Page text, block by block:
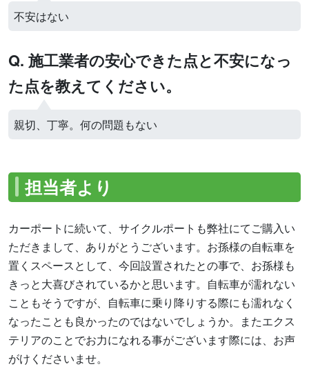
不安はない
Q. 施工業者の安心できた点と不安になっ
た点を教えてください。
親切、丁寧。何の問題もない
担当者より
カーポートに続いて、サイクルポートも弊社にてご購入い
ただきまして、ありがとうございます。お孫様の自転車を
置くスペースとして、今回設置されたとの事で、お孫様も
きっと大喜びされているかと思います。自転車が濡れない
こともそうですが、自転車に乗り降りする際にも濡れなく
なったことも良かったのではないでしょうか。またエクス
テリアのことでお力になれる事がございます際には、お声
がけくださいませ。